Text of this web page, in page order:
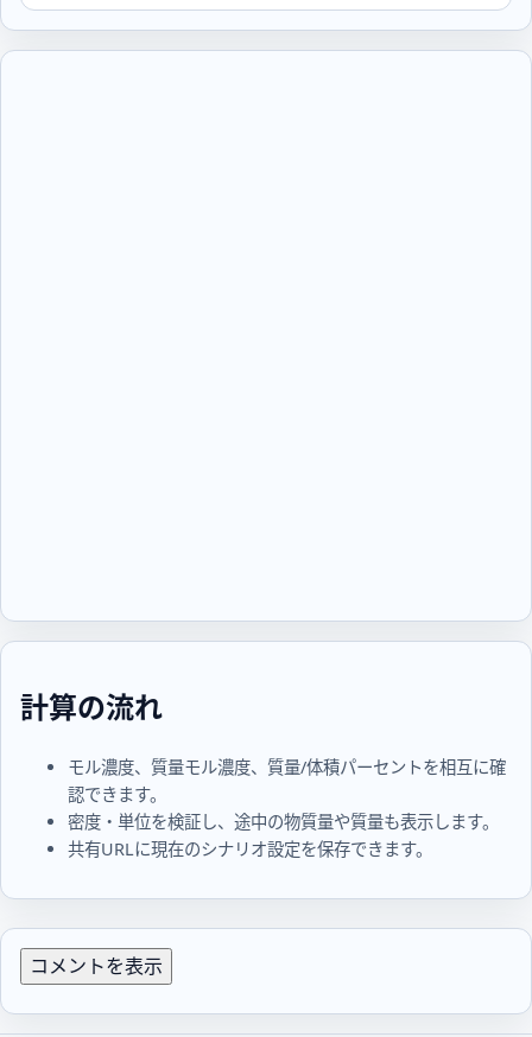
計算の流れ
モル濃度、質量モル濃度、質量/体積パーセントを相互に確
認できます。
密度・単位を検証し、途中の物質量や質量も表示します。
共有URLに現在のシナリオ設定を保存できます。
コメントを表示